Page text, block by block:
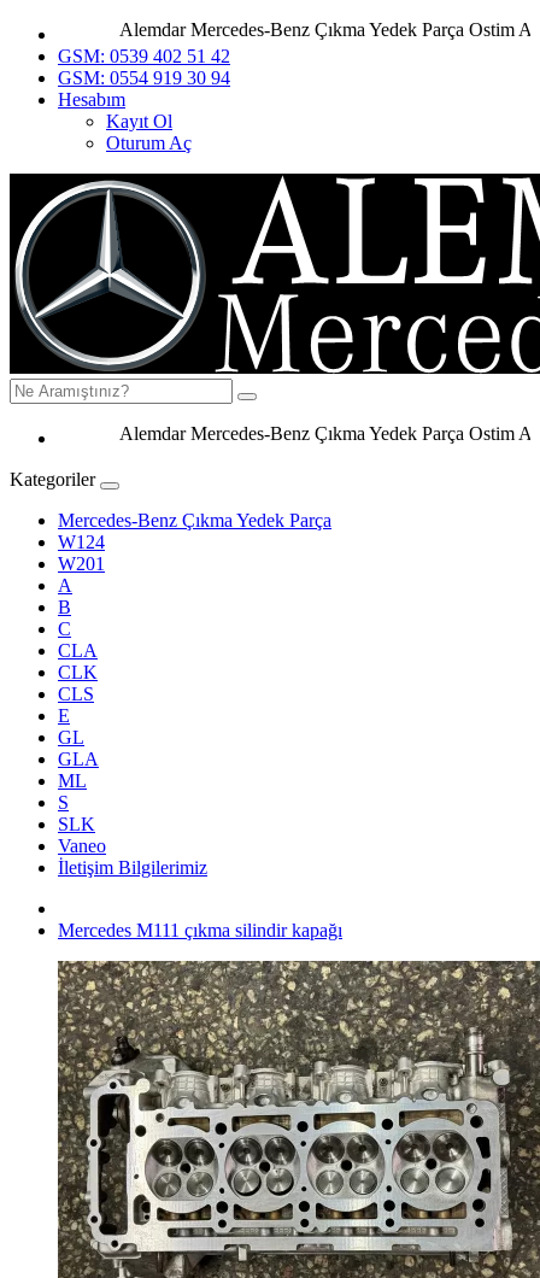
Alemdar Mercedes-Benz Çıkma Yedek Parça Ostim
GSM: 0539 402 51 42
GSM: 0554 919 30 94
Hesabım
Kayıt Ol
Oturum Aç
Alemdar Mercedes-Benz Çıkma Yedek Parça Ostim
Kategoriler
Mercedes-Benz Çıkma Yedek Parça
W124
W201
A
B
C
CLA
CLK
CLS
E
GL
GLA
ML
S
SLK
Vaneo
İletişim Bilgilerimiz
Mercedes M111 çıkma silindir kapağı